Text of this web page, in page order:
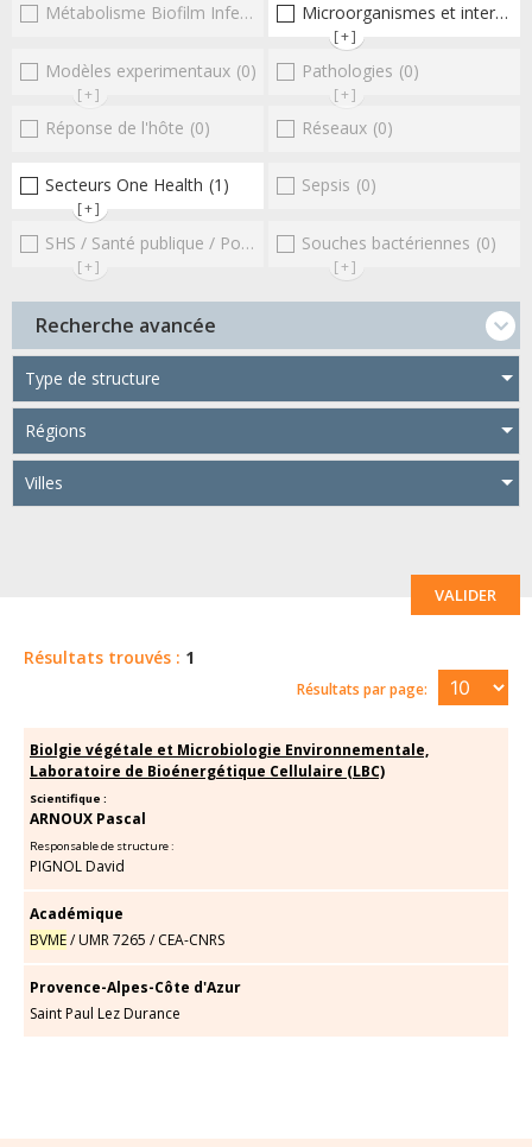
Métabolisme Biofilm Infections respiratoires (0)
Microorganismes et interactions/réponse de l'hôte
[+]
Modèles experimentaux (0)
[+]
Pathologies (0)
[+]
Réponse de l'hôte (0) Réseaux (0)
Secteurs One Health (1)
[+]
Sepsis (0)
SHS / Santé publique / Politiques publiques / socio-économie
[+]
Souches bactériennes (0)
[+]
Recherche avancée
Type de structure
Régions
Villes
VALIDER
Résultats trouvés : 1
Résultats par page:
Biolgie végétale et Microbiologie Environnementale,
Laboratoire de Bioénergétique Cellulaire (LBC)
Scientifique :
ARNOUX Pascal
Responsable de structure :
PIGNOL David
Académique
BVME/UMR 7265 /CEA-CNRS
Provence-Alpes-Côte d'Azur
Saint Paul Lez Durance